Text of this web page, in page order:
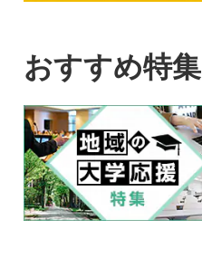
おすすめ特集